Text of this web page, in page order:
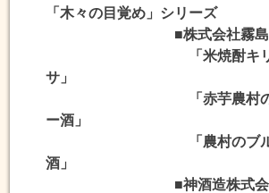
「木々の目覚め」シリーズ
■株式会社霧島町
「米焼酎キリシ
サ」
「赤芋農村のブル
ー酒」
「農村のブルー
酒」
■神酒造株式会